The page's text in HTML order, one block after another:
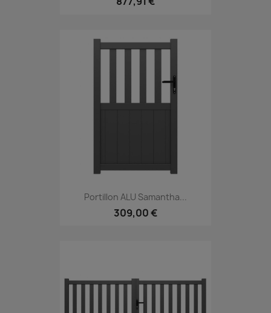
Portillon ALU Samantha...
309,00 €